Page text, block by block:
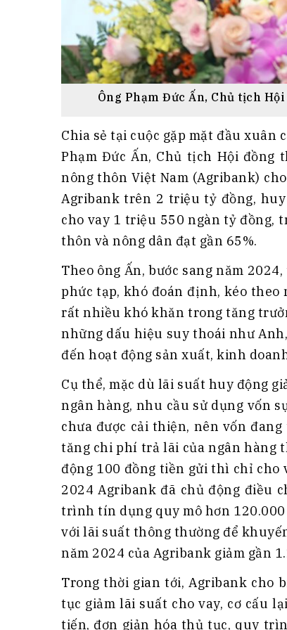
Ông Phạm Đức Ấn, Chủ tịch
Chia sẻ tại cuộc gặp mặt đầu xuân
Phạm Đức Ấn, Chủ tịch Hội đồng
nông thôn Việt Nam (Agribank)
Agribank trên 2 triệu tỷ đồng,
cho vay 1 triệu 550 ngàn tỷ đồng,
thôn và nông dân đạt gần 65%.
Theo ông Ấn, bước sang năm
phức tạp, khó đoán định, kéo
rất nhiều khó khăn trong tăng
những dấu hiệu suy thoái như
đến hoạt động sản xuất, kinh
Cụ thể, mặc dù lãi suất huy động
ngân hàng, nhu cầu sử dụng vốn
chưa được cải thiện, nên vốn
tăng chi phí trả lãi của ngân hàng
động 100 đồng tiền gửi thì chỉ cho
2024 Agribank đã chủ động điều
trình tín dụng quy mô hơn
với lãi suất thông thường để
năm 2024 của Agribank giảm gần
Trong thời gian tới, Agribank cho
tục giảm lãi suất cho vay, cơ cấu
tiến, đơn giản hóa thủ tục, quy